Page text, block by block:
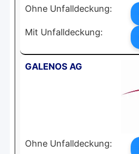
Ohne Unfalldeckung:
Mit Unfalldeckung:
GALENOS AG
Ohne Unfalldeckung: